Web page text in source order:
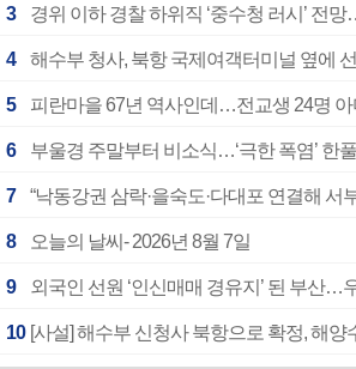
3 경위 이하 경찰 하위직 ‘중수청 러시’ 전
4 해수부 청사, 북항 국제여객터미널 옆에
5 피란마을 67년 역사인데…전교생 24명 아
6 부울경 주말부터 비소식…‘극한 폭염’ 한
7 “낙동강권 삼락·을숙도·다대포 연결해 서
8 오늘의 날씨- 2026년 8월 7일
9 외국인 선원 ‘인신매매 경유지’ 된 부산…
10 [사설] 해수부 신청사 북항으로 확정, 해양